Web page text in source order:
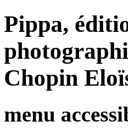
Pippa,
Chopin
menu